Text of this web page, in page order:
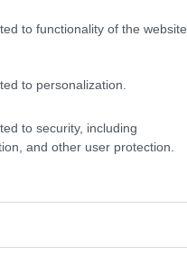
to functionality of the website
to personalization.
to security, including
and other user protection.